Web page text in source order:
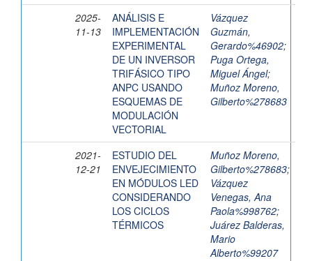
2025-
11-13
ANÁLISIS E
IMPLEMENTACIÓN
EXPERIMENTAL
DE UN INVERSOR
TRIFÁSICO TIPO
ANPC USANDO
ESQUEMAS DE
MODULACIÓN
VECTORIAL
Vázquez
Guzmán,
Gerardo%46902;
Puga Ortega,
Miguel Ángel;
Muñoz Moreno,
Gilberto%278683
2021-
12-21
ESTUDIO DEL
ENVEJECIMIENTO
EN MÓDULOS LED
CONSIDERANDO
LOS CICLOS
TÉRMICOS
Muñoz Moreno,
Gilberto%278683;
Vázquez
Venegas, Ana
Paola%998762;
Juárez Balderas,
Mario
Alberto%99207